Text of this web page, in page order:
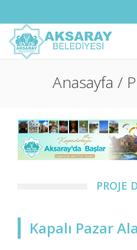
Anasayfa /
PROJE
Kapalı Pazar